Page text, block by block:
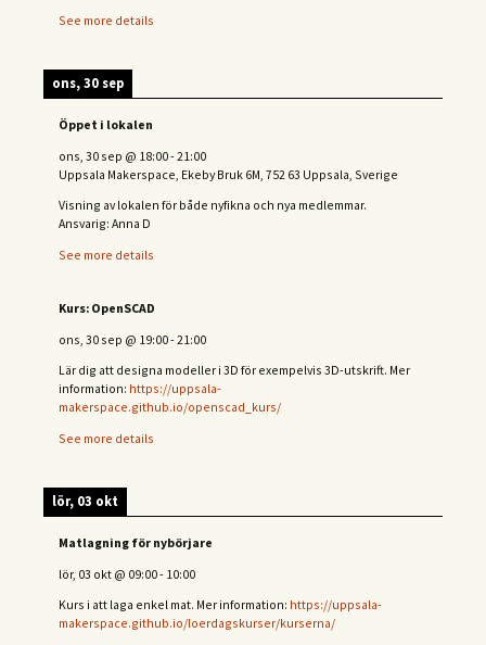
See more details
ons, 30 sep
Öppet i lokalen
ons, 30 sep @ 18:00-21:00
Uppsala Makerspace, Ekeby Bruk 6M, 752 63 Uppsala, Sverige
Visning av lokalen för både nyfikna och nya medlemmar.
Ansvarig: Anna D
See more details
Kurs: OpenSCAD
ons, 30 sep @ 19:00-21:00
Lär dig att designa modeller i 3D för exempelvis 3D-utskrift. Mer
information: https://uppsala-
makerspace.github.io/openscad_kurs/
See more details
lör, 03 okt
Matlagning för nybörjare
lör, 03 okt @ 09:00- 10:00
Kurs i att laga enkel mat. Mer information: https://uppsala-
makerspace.github.io/loerdagskurser/kurserna/